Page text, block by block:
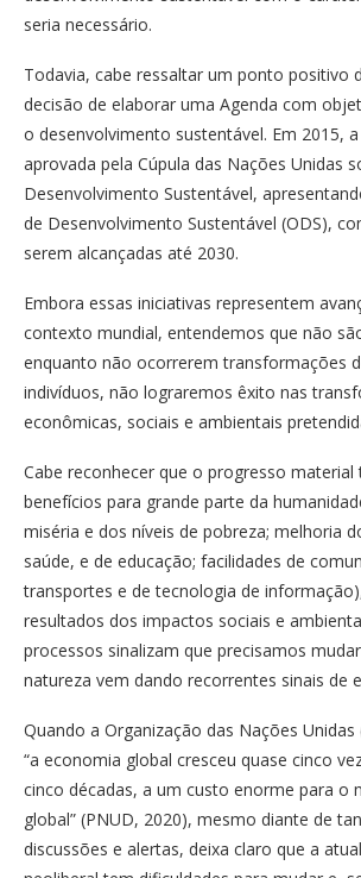
seria necessário.
Todavia, cabe ressaltar um ponto positivo
decisão de elaborar uma Agenda com
o desenvolvimento sustentável. Em 2015,
aprovada pela Cúpula das Nações Unidas
Desenvolvimento Sustentável,
de Desenvolvimento Sustentável (ODS),
serem alcançadas até 2030.
Embora essas iniciativas representem
contexto mundial, entendemos que não
enquanto não ocorrerem transformações
indivíduos, não lograremos êxito nas
econômicas, sociais e ambientais
Cabe reconhecer que o progresso
benefícios para grande parte da
miséria e dos níveis de pobreza; melhoria
saúde, e de educação; facilidades de
transportes e de tecnologia de
resultados dos impactos sociais e
processos sinalizam que precisamos
natureza vem dando recorrentes sinais de
Quando a Organização das Nações Unidas
“a economia global cresceu quase cinco
cinco décadas, a um custo enorme para o
global” (PNUD, 2020), mesmo diante de
discussões e alertas, deixa claro que a